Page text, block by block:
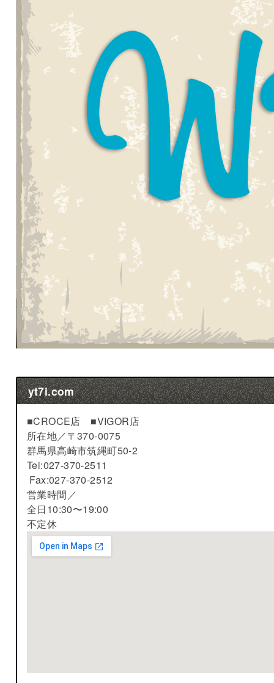
yt7i.com
■CROCE店 ■VIGOR店
所在地／〒370-0075
群馬県高崎市筑縄町50-2
Tel:027-370-2511
Fax:027-370-2512
営業時間／
全日10:30〜19:00
不定休